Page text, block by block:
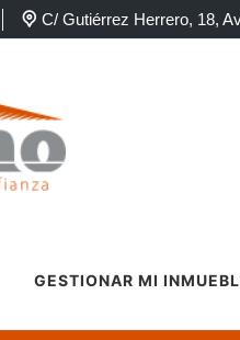
C/ Gutiérrez Herrero, 18,
GESTIONAR MI